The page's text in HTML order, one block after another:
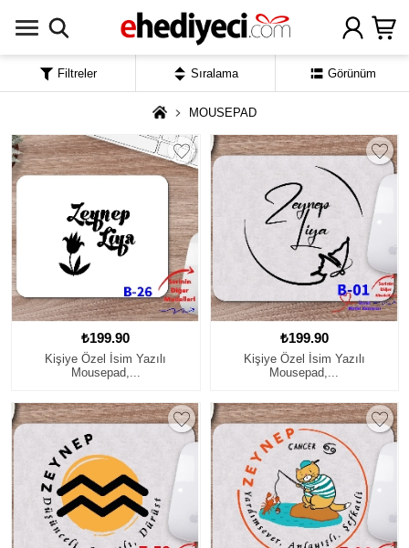
MOUSEPAD
₺199.90
Kişiye Özel İsim Yazılı
Mousepad,...
₺199.90
Kişiye Özel İsim Yazılı
Mousepad,...
Filtreler Sıralama Görünüm